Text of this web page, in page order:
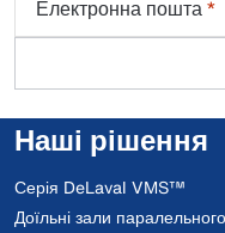
Електронна пошта*
Наші рішення
Серія DeLaval VMS™
Доїльні зали